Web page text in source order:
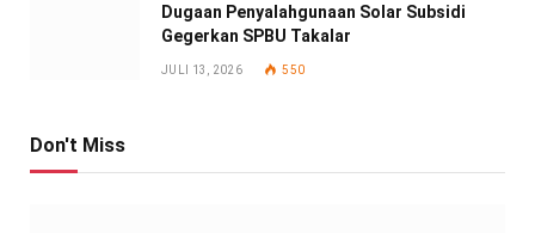
Dugaan Penyalahgunaan Solar Subsidi
Gegerkan SPBU Takalar
JULI 13, 2026 550
Don't Miss